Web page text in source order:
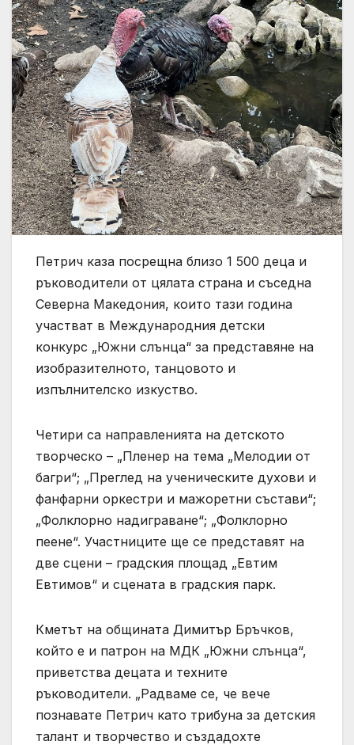
Петрич каза посрещна близо 1 500 деца и
ръководители от цялата страна и съседна
Северна Македония, които тази година
участват в Международния детски
конкурс „Южни слънца“ за представяне на
изобразителното, танцовото и
изпълнителско изкуство.
Четири са направленията на детското
творческо – „Пленер на тема „Мелодии от
багри“; „Преглед на ученическите духови и
фанфарни оркестри и мажоретни състави“;
„Фолклорно надиграване“; „Фолклорно
пеене“. Участниците ще се представят на
две сцени – градския площад „Евтим
Евтимов“ и сцената в градския парк.
Кметът на общината Димитър Бръчков,
който е и патрон на МДК „Южни слънца“,
приветства децата и техните
ръководители. „Радваме се, че вече
познавате Петрич като трибуна за детския
талант и творчество и създадохте